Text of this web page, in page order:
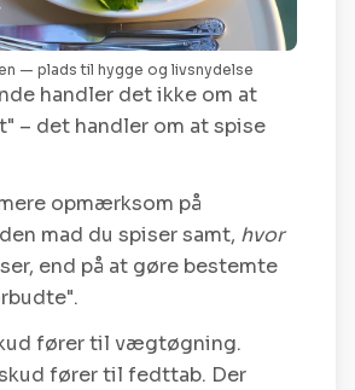
— plads til hygge og livsnydelse
handler det ikke om at
– det handler om at spise
opmærksom på
mad du spiser samt, hvor
end på at gøre bestemte
fører til vægtøgning.
fører til fedttab. Der